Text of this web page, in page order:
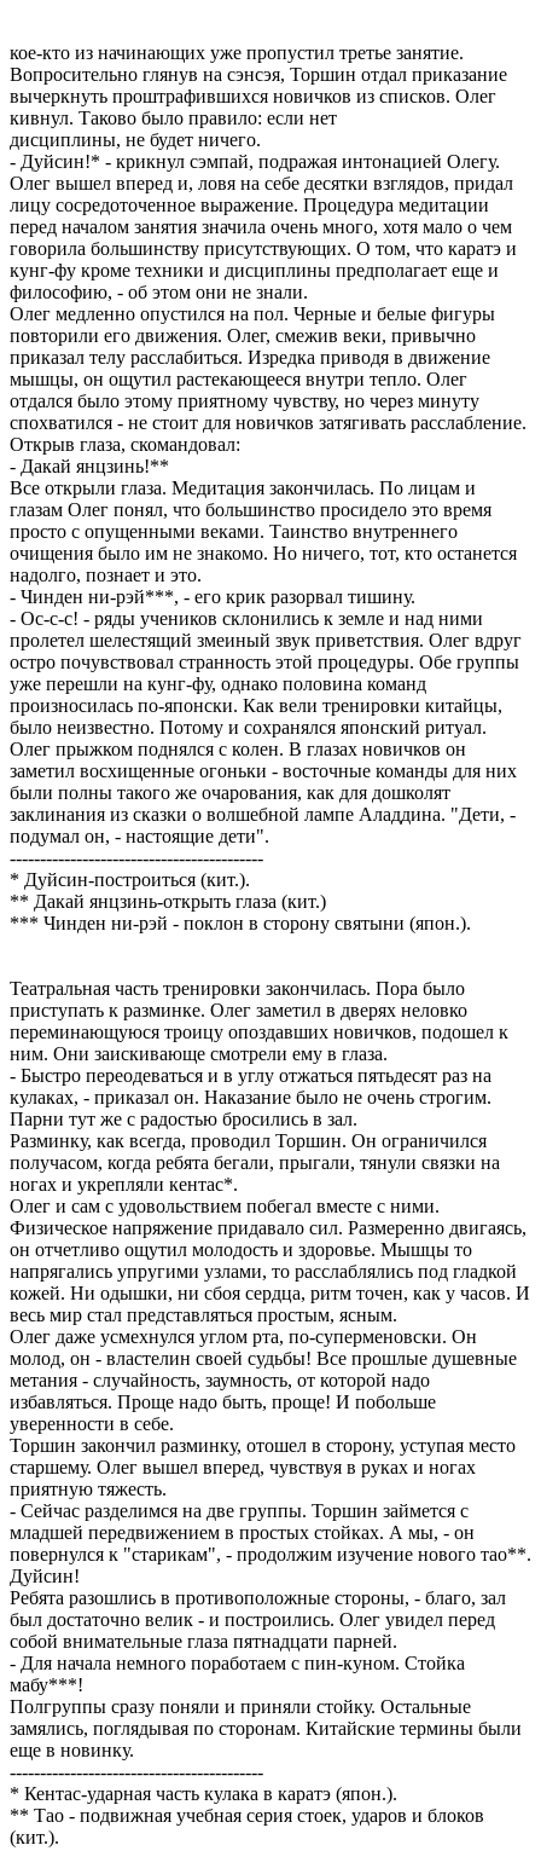
кое-кто из начинающих уже пропустил третье занятие.
Вопросительно глянув на сэнсэя, Торшин отдал приказание
вычеркнуть проштрафившихся новичков из списков. Олег
кивнул. Таково было правило: если нет
дисциплины, не будет ничего.
- Дуйсин!* - крикнул сэмпай, подражая интонацией Олегу.
Олег вышел вперед и, ловя на себе десятки взглядов, придал
лицу сосредоточенное выражение. Процедура медитации
перед началом занятия значила очень много, хотя мало о чем
говорила большинству присутствующих. О том, что каратэ и
кунг-фу кроме техники и дисциплины предполагает еще и
философию, - об этом они не знали.
Олег медленно опустился на пол. Черные и белые фигуры
повторили его движения. Олег, смежив веки, привычно
приказал телу расслабиться. Изредка приводя в движение
мышцы, он ощутил растекающееся внутри тепло. Олег
отдался было этому приятному чувству, но через минуту
спохватился - не стоит для новичков затягивать расслабление.
Открыв глаза, скомандовал:
- Дакай янцзинь!**
Все открыли глаза. Медитация закончилась. По лицам и
глазам Олег понял, что большинство просидело это время
просто с опущенными веками. Таинство внутреннего
очищения было им не знакомо. Но ничего, тот, кто останется
надолго, познает и это.
- Чинден ни-рэй***, - его крик разорвал тишину.
- Ос-с-с! - ряды учеников склонились к земле и над ними
пролетел шелестящий змеиный звук приветствия. Олег вдруг
остро почувствовал странность этой процедуры. Обе группы
уже перешли на кунг-фу, однако половина команд
произносилась по-японски. Как вели тренировки китайцы,
было неизвестно. Потому и сохранялся японский ритуал.
Олег прыжком поднялся с колен. В глазах новичков он
заметил восхищенные огоньки - восточные команды для них
были полны такого же очарования, как для дошколят
заклинания из сказки о волшебной лампе Аладдина. "Дети, -
подумал он, - настоящие дети".
------------------------------------------
* Дуйсин-построиться (кит.).
** Дакай янцзинь-открыть глаза (кит.)
*** Чинден ни-рэй - поклон в сторону святыни (япон.).
Театральная часть тренировки закончилась. Пора было
приступать к разминке. Олег заметил в дверях неловко
переминающуюся троицу опоздавших новичков, подошел к
ним. Они заискивающе смотрели ему в глаза.
- Быстро переодеваться и в углу отжаться пятьдесят раз на
кулаках, - приказал он. Наказание было не очень строгим.
Парни тут же с радостью бросились в зал.
Разминку, как всегда, проводил Торшин. Он ограничился
получасом, когда ребята бегали, прыгали, тянули связки на
ногах и укрепляли кентас*.
Олег и сам с удовольствием побегал вместе с ними.
Физическое напряжение придавало сил. Размеренно двигаясь,
он отчетливо ощутил молодость и здоровье. Мышцы то
напрягались упругими узлами, то расслаблялись под гладкой
кожей. Ни одышки, ни сбоя сердца, ритм точен, как у часов. И
весь мир стал представляться простым, ясным.
Олег даже усмехнулся углом рта, по-суперменовски. Он
молод, он - властелин своей судьбы! Все прошлые душевные
метания - случайность, заумность, от которой надо
избавляться. Проще надо быть, проще! И побольше
уверенности в себе.
Торшин закончил разминку, отошел в сторону, уступая место
старшему. Олег вышел вперед, чувствуя в руках и ногах
приятную тяжесть.
- Сейчас разделимся на две группы. Торшин займется с
младшей передвижением в простых стойках. А мы, - он
повернулся к "старикам", - продолжим изучение нового тао**.
Дуйсин!
Ребята разошлись в противоположные стороны, - благо, зал
был достаточно велик - и построились. Олег увидел перед
собой внимательные глаза пятнадцати парней.
- Для начала немного поработаем с пин-куном. Стойка
мабу***!
Полгруппы сразу поняли и приняли стойку. Остальные
замялись, поглядывая по сторонам. Китайские термины были
еще в новинку.
------------------------------------------
* Кентас-ударная часть кулака в каратэ (япон.).
** Тао - подвижная учебная серия стоек, ударов и блоков
(кит.).